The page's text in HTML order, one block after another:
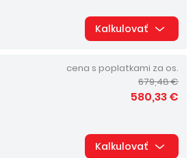
Kalkulovať
cena s poplatkami za os.
679,48 €
580,33 €
Kalkulovať